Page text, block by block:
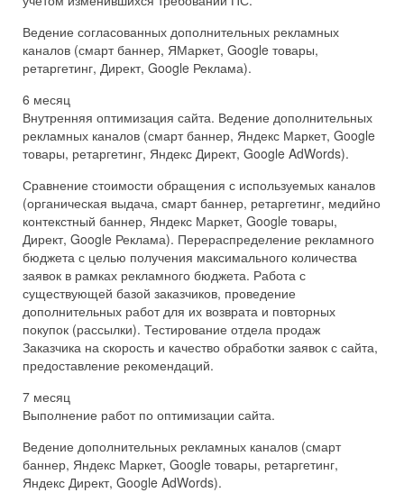
Ведение согласованных дополнительных рекламных
каналов (смарт баннер, ЯМаркет, Google товары,
ретаргетинг, Директ, Google Реклама).
6 месяц
Внутренняя оптимизация сайта. Ведение дополнительных
рекламных каналов (смарт баннер, Яндекс Маркет, Google
товары, ретаргетинг, Яндекс Директ, Google AdWords).
Сравнение стоимости обращения с используемых каналов
(органическая выдача, смарт баннер, ретаргетинг, медийно
контекстный баннер, Яндекс Маркет, Google товары,
Директ, Google Реклама). Перераспределение рекламного
бюджета с целью получения максимального количества
заявок в рамках рекламного бюджета. Работа с
существующей базой заказчиков, проведение
дополнительных работ для их возврата и повторных
покупок (рассылки). Тестирование отдела продаж
Заказчика на скорость и качество обработки заявок с сайта,
предоставление рекомендаций.
7 месяц
Выполнение работ по оптимизации сайта.
Ведение дополнительных рекламных каналов (смарт
баннер, Яндекс Маркет, Google товары, ретаргетинг,
Яндекс Директ, Google AdWords).